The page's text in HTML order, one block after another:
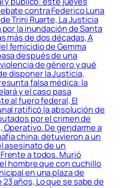
contra Federico Luna
Trini Ruarte, La Justicia
la inundación de Santa
más de dos décadas, A
femicidio de Gemma
después de una
de género y qué
disponer la Justicia,
falsa médica: la
y el caso pasa
al fuero federal, El
ratificó la absolución de
por el crimen de
De gendarme a
china: detuvieron a un
asesinato de un
a todos. Murió
hombre que con cuchillo
en una plaza de
años, Lo que se sabe de